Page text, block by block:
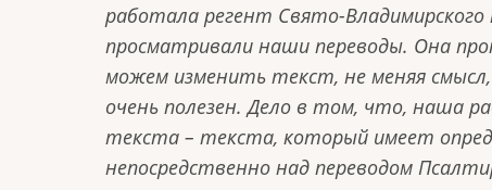
работала регент Свято-Владимирского
просматривали наши переводы. Она
можем изменить текст, не меняя
очень полезен. Дело в том, что, наша
текста – текста, который имеет
непосредственно над переводом